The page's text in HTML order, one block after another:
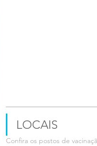
LOCAIS
Confira os postos de